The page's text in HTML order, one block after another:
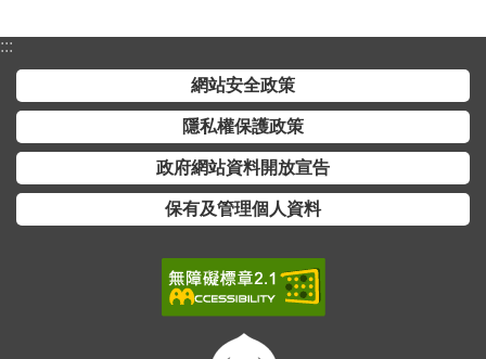
答
子
報
RSS
:::
網站安全政策
隱私權保護政策
政府網站資料開放宣告
保有及管理個人資料